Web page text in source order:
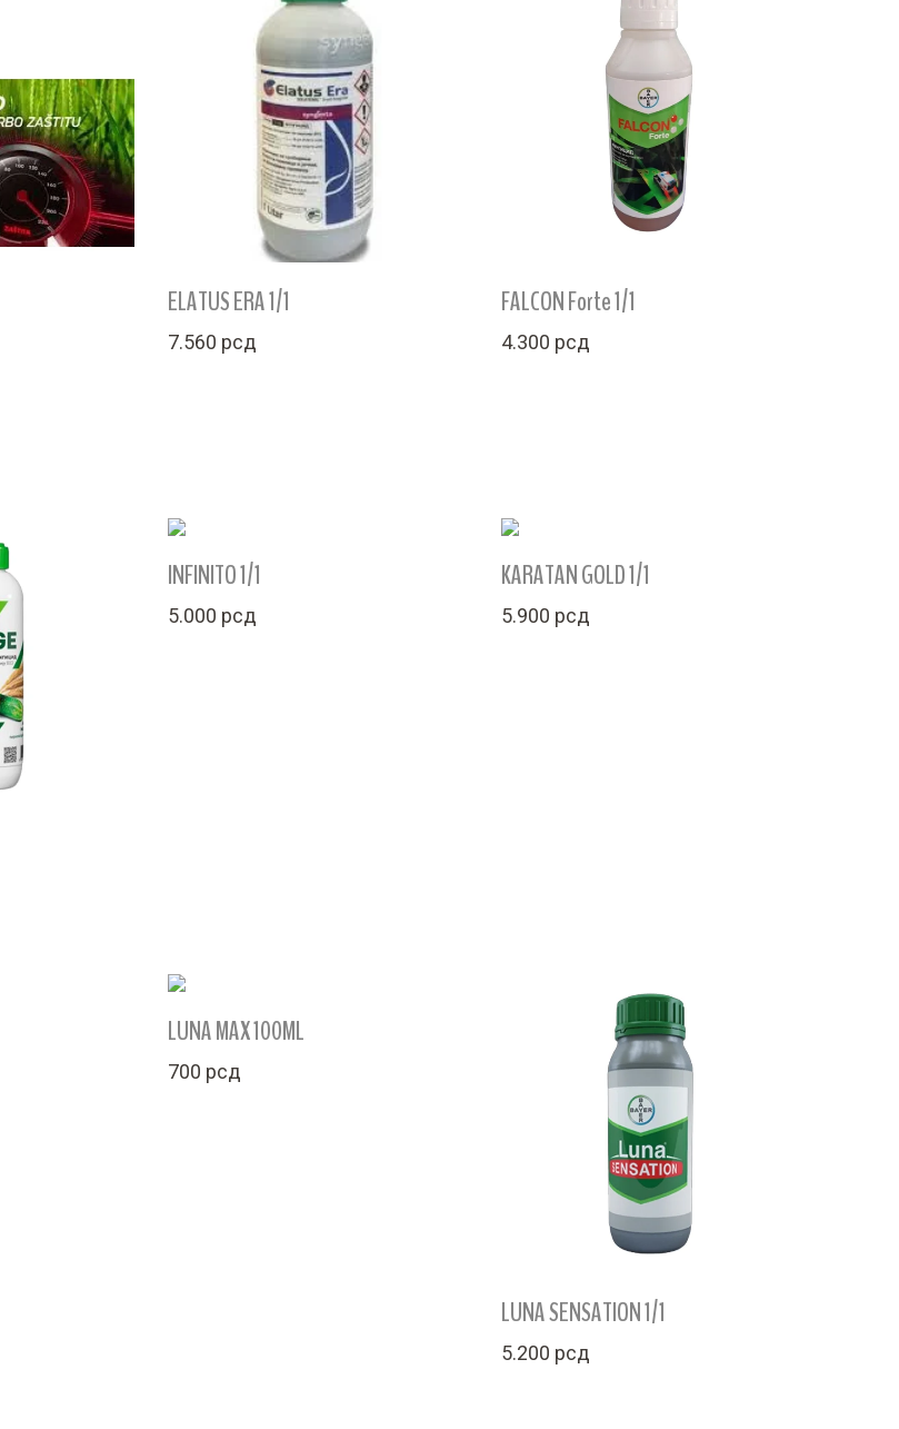
ELATUS ERA 1/1
7.560 рсд
FALCON Forte 1/1
4.300 рсд
INFINITO 1/1
5.000 рсд
KARATAN GOLD 1/1
5.900 рсд
LUNA MAX 100ML
700 рсд
LUNA SENSATION 1/1
5.200 рсд